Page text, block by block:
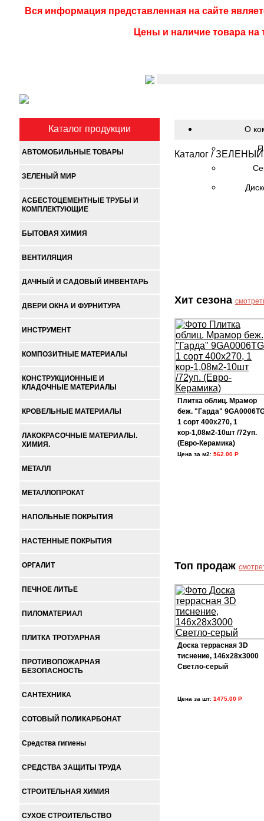
Вся информация представленная на сайте
Цены и наличие товара на
Каталог продукции
АВТОМОБИЛЬНЫЕ ТОВАРЫ
ЗЕЛЕНЫЙ МИР
АСБЕСТОЦЕМЕНТНЫЕ ТРУБЫ И
КОМПЛЕКТУЮЩИЕ
БЫТОВАЯ ХИМИЯ
ВЕНТИЛЯЦИЯ
ДАЧНЫЙ И САДОВЫЙ ИНВЕНТАРЬ
ДВЕРИ ОКНА И ФУРНИТУРА
ИНСТРУМЕНТ
КОМПОЗИТНЫЕ МАТЕРИАЛЫ
КОНСТРУКЦИОННЫЕ И
КЛАДОЧНЫЕ МАТЕРИАЛЫ
КРОВЕЛЬНЫЕ МАТЕРИАЛЫ
ЛАКОКРАСОЧНЫЕ МАТЕРИАЛЫ.
ХИМИЯ.
МЕТАЛЛ
МЕТАЛЛОПРОКАТ
НАПОЛЬНЫЕ ПОКРЫТИЯ
НАСТЕННЫЕ ПОКРЫТИЯ
ОРГАЛИТ
ПЕЧНОЕ ЛИТЬЕ
ПИЛОМАТЕРИАЛ
ПЛИТКА ТРОТУАРНАЯ
ПРОТИВОПОЖАРНАЯ
БЕЗОПАСНОСТЬ
САНТЕХНИКА
СОТОВЫЙ ПОЛИКАРБОНАТ
Средства гигиены
СРЕДСТВА ЗАЩИТЫ ТРУДА
СТРОИТЕЛЬНАЯ ХИМИЯ
СУХОЕ СТРОИТЕЛЬСТВО
О
Каталог /
Хит сезона
Плитка облиц. Мрамор
беж. "Гарда"
1 сорт 400х270, 1
кор-1,08м2-10шт /72уп.
(Евро-Керамика)
Цена за м2: 562.00 Р
Топ продаж
Доска террасная 3D
тиснение, 146х28х3000
Светло-серый
Цена за шт: 1475.00 Р